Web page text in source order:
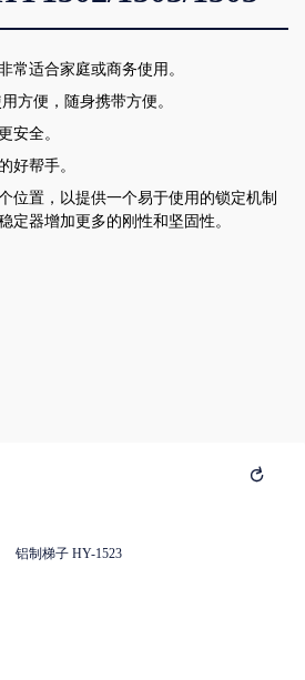
常适合家庭或商务使用。
方便，随身携带方便。
安全。
好帮手。
位置，以提供一个易于使用的锁定机制
定器增加更多的刚性和坚固性。
HSZ型手拉葫芦
铝制梯子 HY-1523
HSZ型手拉葫芦
铝制梯子 HY-1523
